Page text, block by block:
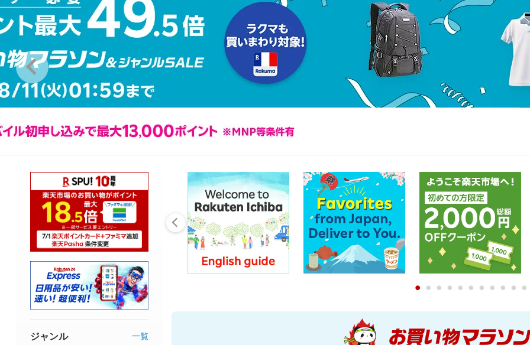
0 1 2 3 4 5 6 7 8 9
ジャンル 一覧